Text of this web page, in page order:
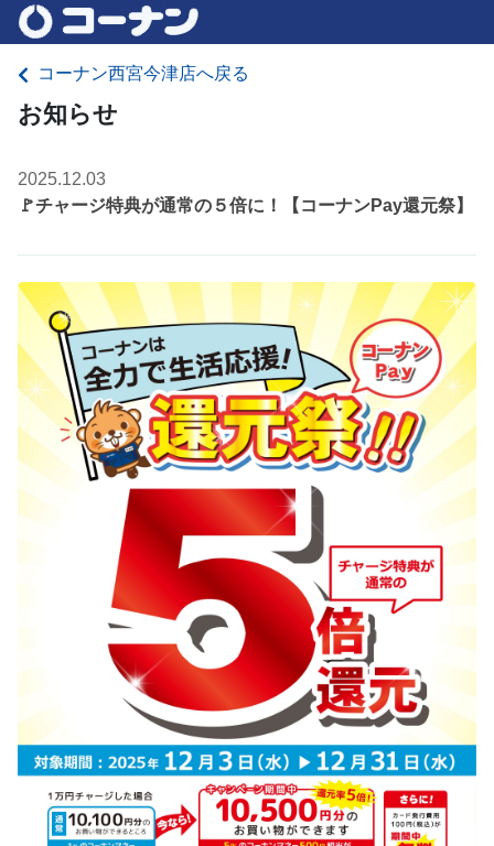
コーナン西宮今津店へ戻る
お知らせ
2025.12.03
🚩チャージ特典が通常の５倍に！【コーナンPay還元祭】